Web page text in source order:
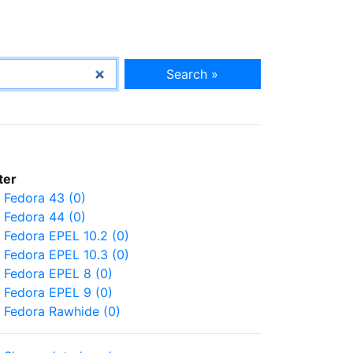
Search »
Fedora 43 (0)
Fedora 44 (0)
Fedora EPEL 10.2 (0)
Fedora EPEL 10.3 (0)
Fedora EPEL 8 (0)
Fedora EPEL 9 (0)
Fedora Rawhide (0)